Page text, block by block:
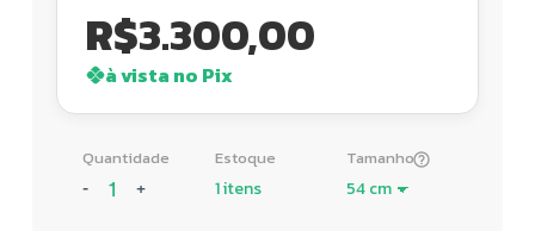
R$3.300,00
à vista no Pix
Quantidade
- +
Estoque
1 itens
Tamanho